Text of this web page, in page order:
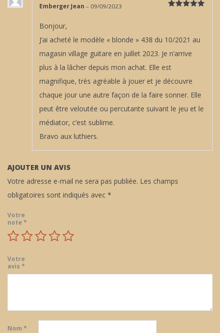
Emberger Jean – 09/09/2023
Bonjour,
J’ai acheté le modèle « blonde » 438 du 10/2021 au
magasin village guitare en juillet 2023. Je n’arrive
plus à la lâcher depuis mon achat. Elle est
magnifique, très agréable à jouer et je découvre
chaque jour une autre façon de la faire sonner. Elle
peut être veloutée ou percutante suivant le jeu et le
médiator, c’est sublime.
Bravo aux luthiers.
AJOUTER UN AVIS
Votre adresse e-mail ne sera pas publiée. Les champs
obligatoires sont indiqués avec *
Votre
note *
Votre
avis *
Nom *